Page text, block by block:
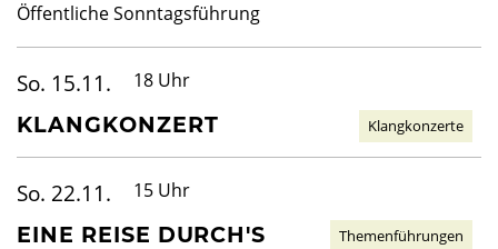
Öffentliche Sonntagsführung
So. 15.11. 18 Uhr
KLANGKONZERT Klangkonzerte
So. 22.11. 15 Uhr
EINE REISE DURCH'S
Themenführungen